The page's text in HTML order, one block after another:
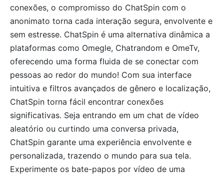
conexões, o compromisso do ChatSpin com o
anonimato torna cada interação segura, envolvente e
sem estresse. ChatSpin é uma alternativa dinâmica a
plataformas como Omegle, Chatrandom e OmeTv,
oferecendo uma forma fluida de se conectar com
pessoas ao redor do mundo! Com sua interface
intuitiva e filtros avançados de gênero e localização,
ChatSpin torna fácil encontrar conexões
significativas. Seja entrando em um chat de vídeo
aleatório ou curtindo uma conversa privada,
ChatSpin garante uma experiência envolvente e
personalizada, trazendo o mundo para sua tela.
Experimente os bate-papos por vídeo de uma